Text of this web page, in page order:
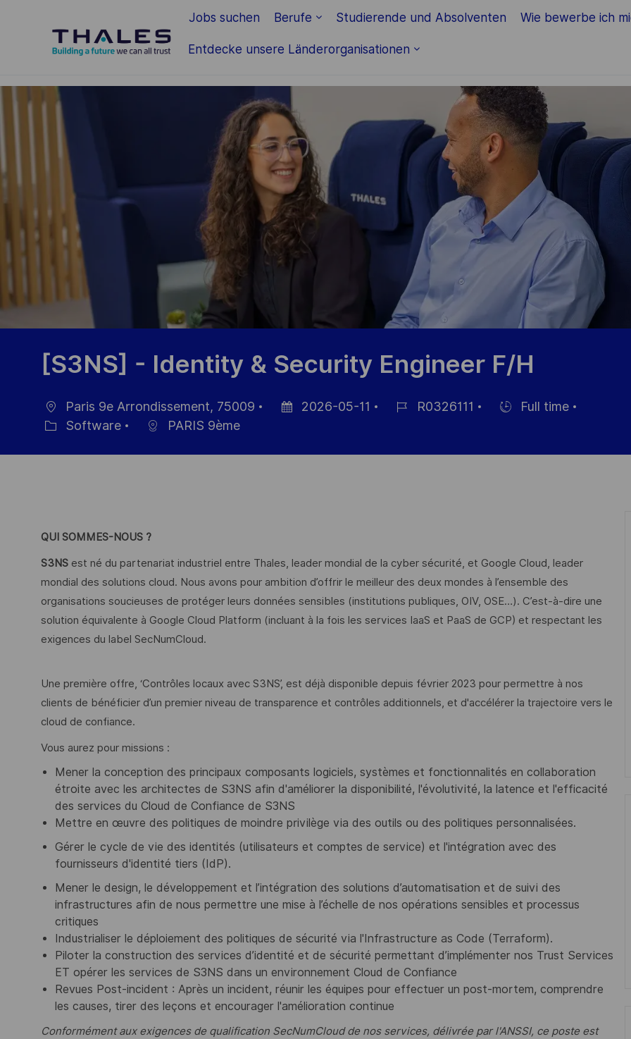
Jobs suchen Berufe Studierende und Absolventen Wie bewerbe ich
Entdecke unsere Länderorganisationen
-
[S3NS] - Identity & Security Engineer F/H
Ort
Paris 9e Arrondissement, 75009
Veröffentlichung
2026-05-11
R0326111
Full time
Software PARIS 9ème
QUI SOMMES-NOUS ?
S3NS est né du partenariat industriel entre Thales, leader mondial de la cyber sécurité, et Google Cloud, leader
mondial des solutions cloud. Nous avons pour ambition d’offrir le meilleur des deux mondes à l’ensemble des
organisations soucieuses de protéger leurs données sensibles (institutions publiques, OIV, OSE…). C’est-à-dire une
solution équivalente à Google Cloud Platform (incluant à la fois les services IaaS et PaaS de GCP) et respectant les
exigences du label SecNumCloud.
Une première offre, ‘Contrôles locaux avec S3NS’, est déjà disponible depuis février 2023 pour permettre à nos
clients de bénéficier d’un premier niveau de transparence et contrôles additionnels, et d'accélérer la trajectoire vers le
cloud de confiance.
Vous aurez pour missions :
Mener la conception des principaux composants logiciels, systèmes et fonctionnalités en collaboration
étroite avec les architectes de S3NS afin d'améliorer la disponibilité, l'évolutivité, la latence et l'efficacité
des services du Cloud de Confiance de S3NS
Mettre en œuvre des politiques de moindre privilège via des outils ou des politiques personnalisées.
Gérer le cycle de vie des identités (utilisateurs et comptes de service) et l'intégration avec des
fournisseurs d'identité tiers (IdP).
Mener le design, le développement et l’intégration des solutions d’automatisation et de suivi des
infrastructures afin de nous permettre une mise à l’échelle de nos opérations sensibles et processus
critiques
Industrialiser le déploiement des politiques de sécurité via l'Infrastructure as Code (Terraform).
Piloter la construction des services d’identité et de sécurité permettant d’implémenter nos Trust Services
ET opérer les services de S3NS dans un environnement Cloud de Confiance
Revues Post-incident : Après un incident, réunir les équipes pour effectuer un post-mortem, comprendre
les causes, tirer des leçons et encourager l'amélioration continue
Conformément aux exigences de qualification SecNumCloud de nos services, délivrée par l'ANSSI, ce poste est